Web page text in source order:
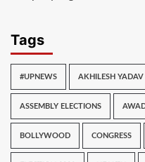
Tags
#UPNEWS AKHILESH YADAV
ASSEMBLY ELECTIONS
BOLLYWOOD CONGRESS